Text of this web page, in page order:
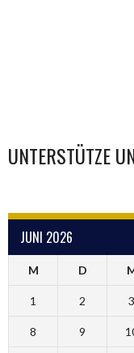
UNTERSTÜTZE
JUNI 2026
M D
1 2 3
8 9